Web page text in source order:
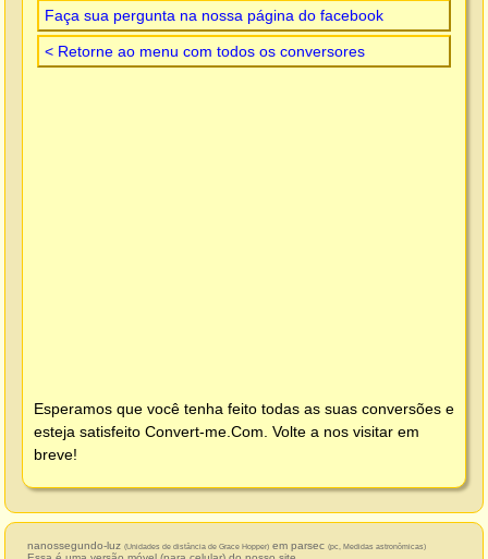
Faça sua pergunta na nossa página do facebook
< Retorne ao menu com todos os conversores
Esperamos que você tenha feito todas as suas conversões e
esteja satisfeito Convert-me.Com . Volte a nos visitar em
breve!
nanossegundo-luz (Unidades de distância de Grace Hopper) em parsec (pc, Medidas astronômicas)